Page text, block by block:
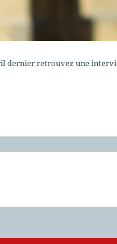
dernier retrouvez une